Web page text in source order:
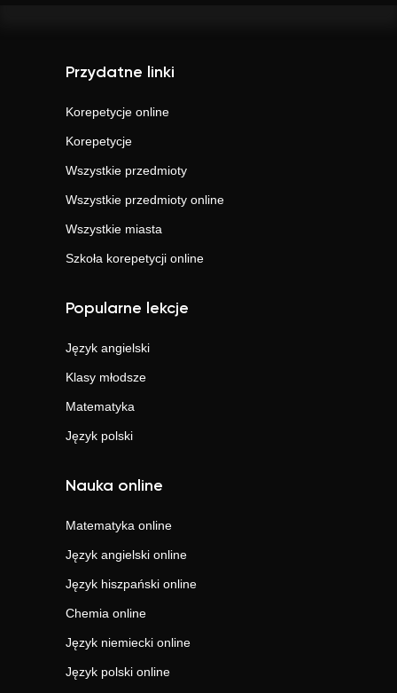
Przydatne linki
Korepetycje online
Korepetycje
Wszystkie przedmioty
Wszystkie przedmioty online
Wszystkie miasta
Szkoła korepetycji online
Popularne lekcje
Język angielski
Klasy młodsze
Matematyka
Język polski
Nauka online
Matematyka online
Język angielski online
Język hiszpański online
Chemia online
Język niemiecki online
Język polski online